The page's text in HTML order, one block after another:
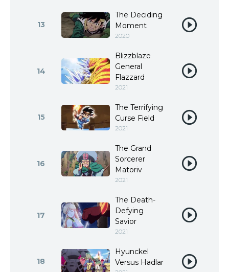
13
The Deciding
Moment
2020
14
Blizzblaze
General
Flazzard
2021
15
The Terrifying
Curse Field
2021
16
The Grand
Sorcerer
Matoriv
2021
17
The Death-
Defying
Savior
2021
18
Hyunckel
Versus Hadlar